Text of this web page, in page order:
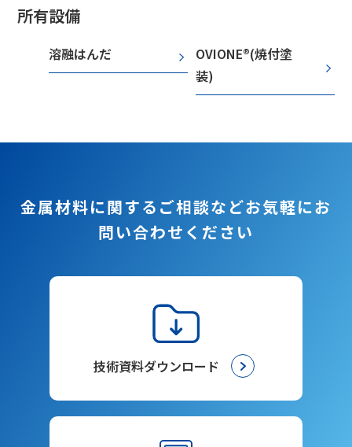
所有設備
溶融はんだ
OVIONE®(焼付塗
装)
金属材料に関するご相談などお気軽にお
問い合わせください
技術資料ダウンロード